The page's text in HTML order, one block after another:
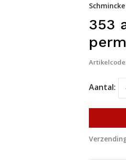
353
Aantal: